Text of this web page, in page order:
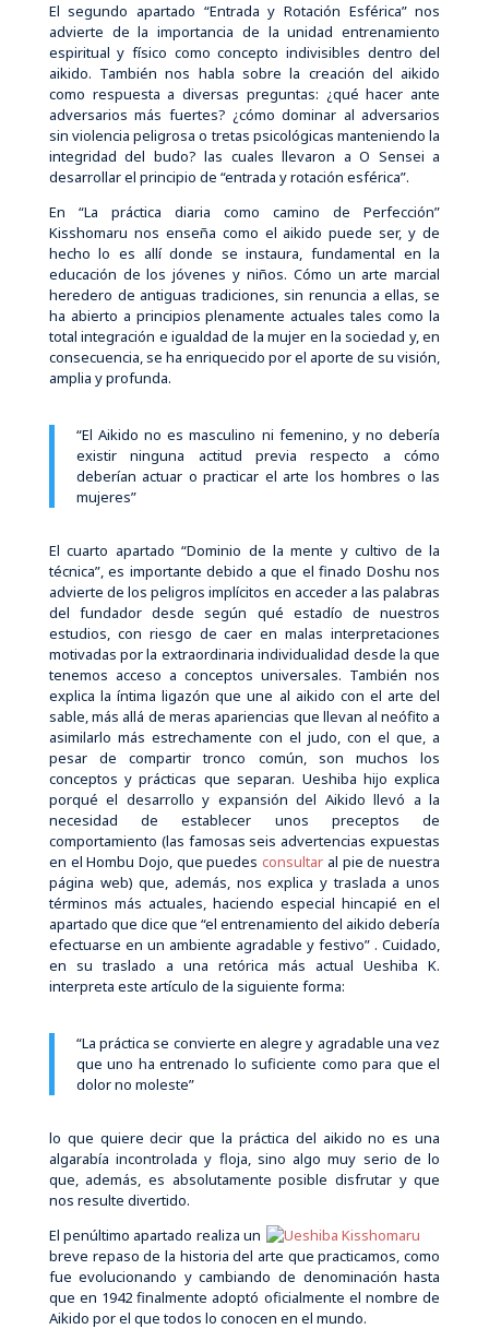
El segundo apartado “Entrada y Rotación Esférica” nos
advierte de la importancia de la unidad entrenamiento
espiritual y físico como concepto indivisibles dentro del
aikido. También nos habla sobre la creación del aikido
como respuesta a diversas preguntas: ¿qué hacer ante
adversarios más fuertes? ¿cómo dominar al adversarios
sin violencia peligrosa o tretas psicológicas manteniendo la
integridad del budo? las cuales llevaron a O Sensei a
desarrollar el principio de “entrada y rotación esférica”.
En “La práctica diaria como camino de Perfección”
Kisshomaru nos enseña como el aikido puede ser, y de
hecho lo es allí donde se instaura, fundamental en la
educación de los jóvenes y niños. Cómo un arte marcial
heredero de antiguas tradiciones, sin renuncia a ellas, se
ha abierto a principios plenamente actuales tales como la
total integración e igualdad de la mujer en la sociedad y, en
consecuencia, se ha enriquecido por el aporte de su visión,
amplia y profunda.
“El Aikido no es masculino ni femenino, y no debería
existir ninguna actitud previa respecto a cómo
deberían actuar o practicar el arte los hombres o las
mujeres”
El cuarto apartado “Dominio de la mente y cultivo de la
técnica”, es importante debido a que el finado Doshu nos
advierte de los peligros implícitos en acceder a las palabras
del fundador desde según qué estadío de nuestros
estudios, con riesgo de caer en malas interpretaciones
motivadas por la extraordinaria individualidad desde la que
tenemos acceso a conceptos universales. También nos
explica la íntima ligazón que une al aikido con el arte del
sable, más allá de meras apariencias que llevan al neófito a
asimilarlo más estrechamente con el judo, con el que, a
pesar de compartir tronco común, son muchos los
conceptos y prácticas que separan. Ueshiba hijo explica
porqué el desarrollo y expansión del Aikido llevó a la
necesidad de establecer unos preceptos de
comportamiento (las famosas seis advertencias expuestas
en el Hombu Dojo, que puedesconsultar al pie de nuestra
página web) que, además, nos explica y traslada a unos
términos más actuales, haciendo especial hincapié en el
apartado que dice que “el entrenamiento del aikido debería
efectuarse en un ambiente agradable y festivo” . Cuidado,
en su traslado a una retórica más actual Ueshiba K.
interpreta este artículo de la siguiente forma:
“La práctica se convierte en alegre y agradable una vez
que uno ha entrenado lo suficiente como para que el
dolor no moleste”
lo que quiere decir que la práctica del aikido no es una
algarabía incontrolada y floja, sino algo muy serio de lo
que, además, es absolutamente posible disfrutar y que
nos resulte divertido.
El penúltimo apartado realiza un
breve repaso de la historia del arte que practicamos, como
fue evolucionando y cambiando de denominación hasta
que en 1942 finalmente adoptó oficialmente el nombre de
Aikido por el que todos lo conocen en el mundo.